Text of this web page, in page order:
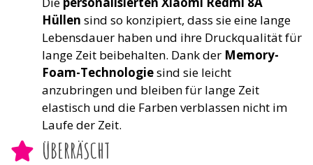
Hüllen sind so konzipiert, dass sie eine lange
Lebensdauer haben und ihre Druckqualität für
lange Zeit beibehalten. Dank der Memory-
Foam-Technologiesind sie leicht
anzubringen und bleiben für lange Zeit
elastisch und die Farben verblassen nicht im
Laufe der Zeit.
ÜBERRÄSCHT